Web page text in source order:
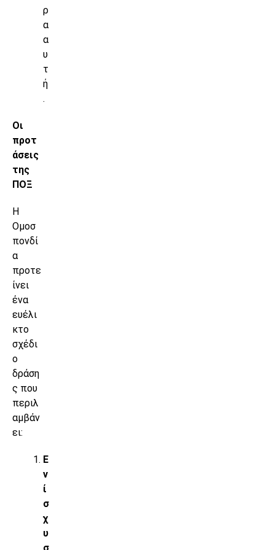
ρ
α
α
υ
τ
ή
.
Οι
προτ
άσεις
της
ΠΟΞ
Η
Ομοσ
πονδί
α
προτε
ίνει
ένα
ευέλι
κτο
σχέδι
ο
δράση
ς που
περιλ
αμβάν
ει:
Ε
ν
ί
σ
χ
υ